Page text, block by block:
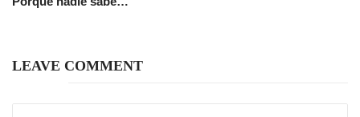
LEAVE COMMENT